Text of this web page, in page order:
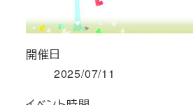
開催日
2025/07/11